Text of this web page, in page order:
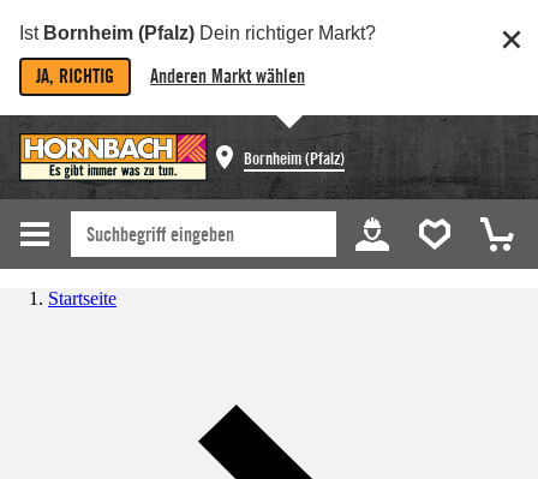
Ist Bornheim (Pfalz) Dein richtiger Markt?
JA, RICHTIG Anderen Markt wählen
Bornheim (Pfalz)
Startseite